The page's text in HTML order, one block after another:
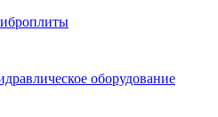
оборудование